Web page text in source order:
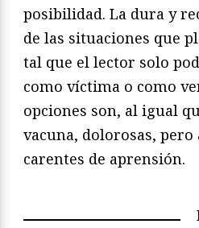
posibilidad. La dura y
de las situaciones que
tal que el lector solo
como víctima o como
opciones son, al igual
vacuna, dolorosas,
carentes de aprensión.